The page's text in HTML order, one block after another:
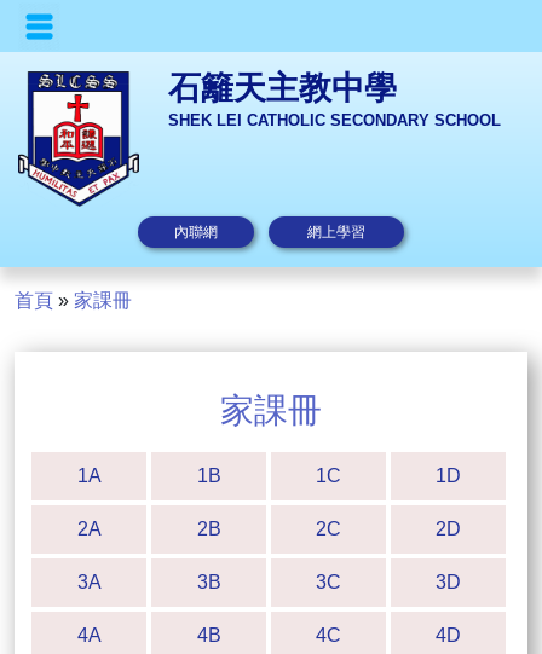
石籬天主教中學
SHEK LEI CATHOLIC SECONDARY SCHOOL
內聯網 網上學習
首頁 » 家課冊
家課冊
1A 1B 1C 1D
2A 2B 2C 2D
3A 3B 3C 3D
4A 4B 4C 4D